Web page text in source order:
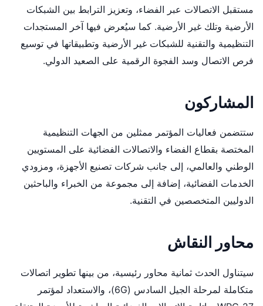
مستقبل الاتصالات عبر الفضاء، وتعزيز الترابط بين الشبكات
الأرضية وتلك غير الأرضية. كما سيُعرض فيها آخر المستجدات
التنظيمية والتقنية للشبكات غير الأرضية وتطبيقاتها في توسيع
فرص الاتصال وسد الفجوة الرقمية على الصعيد الدولي.
المشاركون
ستتضمن فعاليات المؤتمر ممثلين من الجهات التنظيمية
المختصة بقطاع الفضاء والاتصالات الفضائية على المستويين
الوطني والعالمي، إلى جانب شركات تصنيع الأجهزة، ومزودي
الخدمات الفضائية، إضافة إلى مجموعة من الخبراء والباحثين
الدوليين المتخصصين في التقنية.
محاور النقاش
سيتناول الحدث ثمانية محاور رئيسية، من بينها تطوير اتصالات
متكاملة لمرحلة الجيل السادس (6G)، والاستعداد لمؤتمر